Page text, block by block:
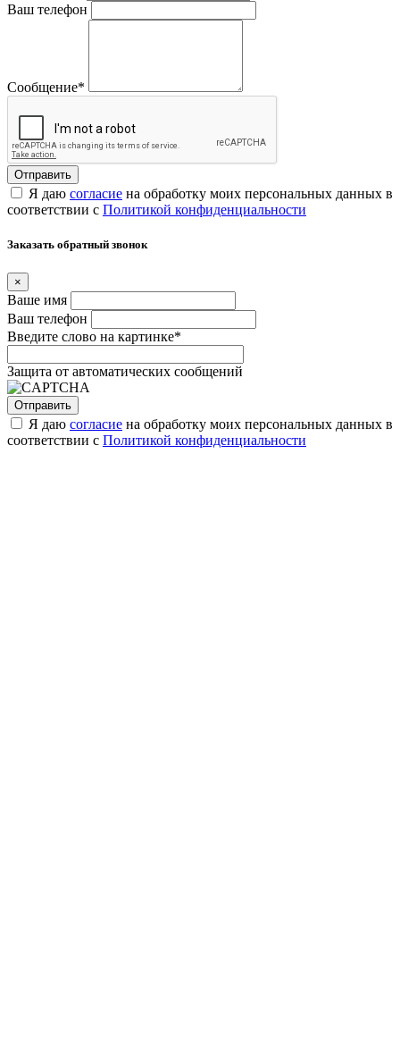
Ваш телефон
Сообщение*
Я даю согласие на обработку моих персональных данных в
соответствии с Политикой конфиденциальности
Заказать обратный звонок
×
Ваше имя
Ваш телефон
Введите слово на картинке*
Защита от автоматических сообщений
Я даю согласие на обработку моих персональных данных в
соответствии с Политикой конфиденциальности